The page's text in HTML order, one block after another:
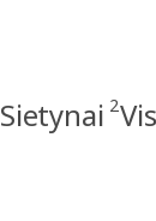
Sietynai 2